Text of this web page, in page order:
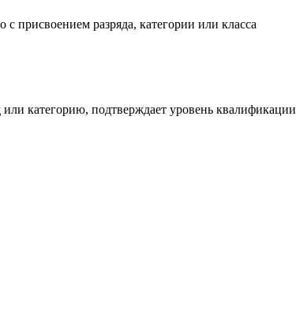
присвоением разряда, категории или класса
категорию, подтверждает уровень квалификации